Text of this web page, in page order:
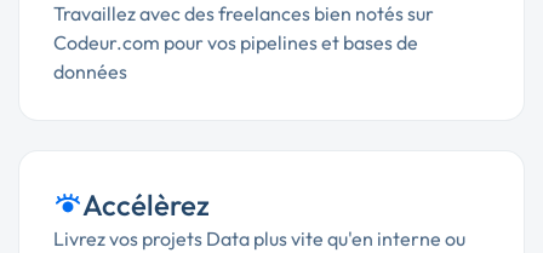
Travaillez avec des freelances bien notés sur
Codeur.com pour vos pipelines et bases de
données
Accélèrez
Livrez vos projets Data plus vite qu'en interne ou